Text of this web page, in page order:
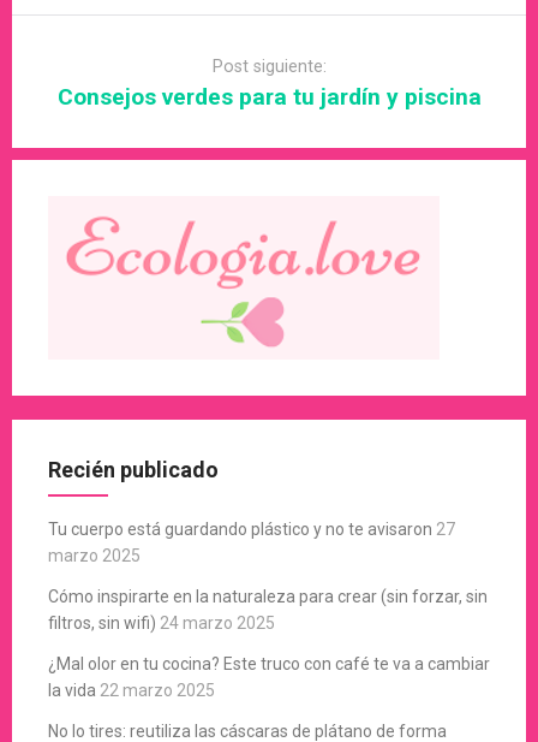
Post siguiente:
Consejos verdes para tu jardín y piscina
Recién publicado
Tu cuerpo está guardando plástico y no te avisaron 27
marzo 2025
Cómo inspirarte en la naturaleza para crear (sin forzar, sin
filtros, sin wifi) 24 marzo 2025
¿Mal olor en tu cocina? Este truco con café te va a cambiar
la vida 22 marzo 2025
No lo tires: reutiliza las cáscaras de plátano de forma